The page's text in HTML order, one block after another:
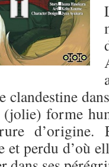
clandestine
forme
d’origine.
et perdu d’où